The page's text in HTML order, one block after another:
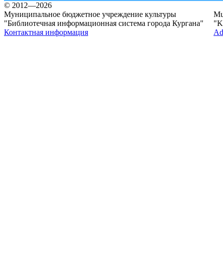
© 2012—2026
Муниципальное бюджетное учреждение культуры
"Библиотечная информационная система города Кургана"
Контактная информация